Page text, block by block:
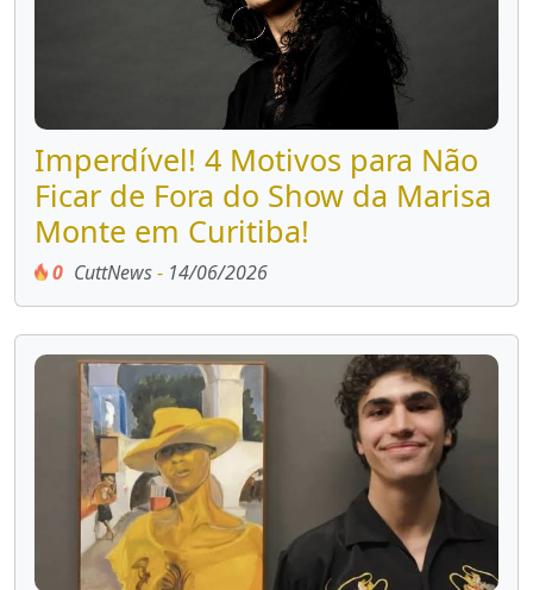
Imperdível! 4 Motivos para Não
Ficar de Fora do Show da Marisa
Monte em Curitiba!
0 CuttNews- 14/06/2026